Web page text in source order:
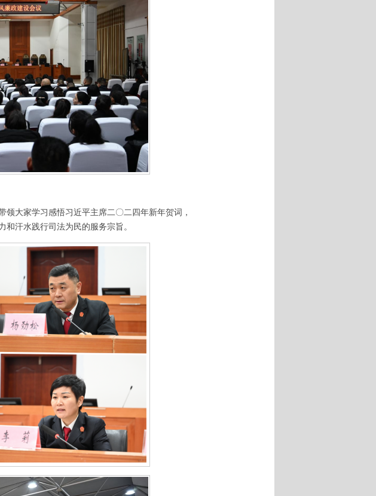
大家学习感悟习近平主席二〇二四年新年贺词，
和汗水践行司法为民的服务宗旨。